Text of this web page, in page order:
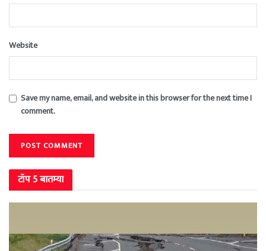
Website
Save my name, email, and website in this browser for the next time I
comment.
टॉप 5 बातम्या